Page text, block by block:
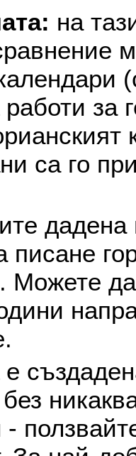
на
за
са го
писане
Можете
е
-